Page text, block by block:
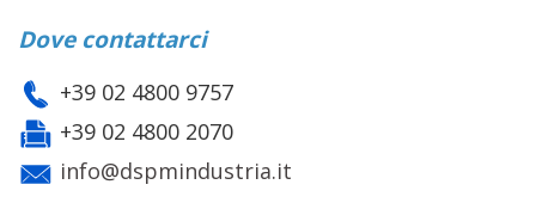
Dove contattarci
+39 02 4800 9757
+39 02 4800 2070
info@dspmindustria.it